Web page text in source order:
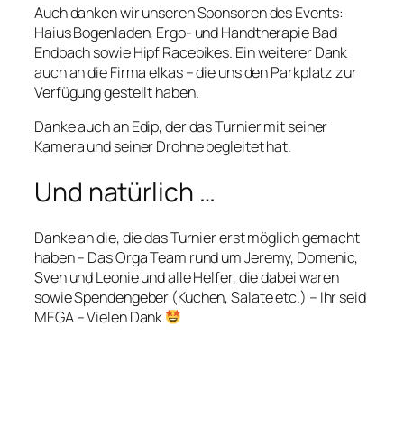
Auch danken wir unseren Sponsoren des Events:
Haius Bogenladen, Ergo- und Handtherapie Bad
Endbach sowie Hipf Racebikes. Ein weiterer Dank
auch an die Firma elkas – die uns den Parkplatz zur
Verfügung gestellt haben.
Danke auch an Edip, der das Turnier mit seiner
Kamera und seiner Drohne begleitet hat.
Und natürlich …
Danke an die, die das Turnier erst möglich gemacht
haben – Das Orga Team rund um Jeremy, Domenic,
Sven und Leonie und alle Helfer, die dabei waren
sowie Spendengeber (Kuchen, Salate etc.) – Ihr seid
MEGA – Vielen Dank